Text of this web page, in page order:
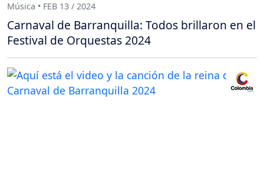
Música • FEB 13 / 2024
Carnaval de Barranquilla: Todos brillaron en el
Festival de Orquestas 2024